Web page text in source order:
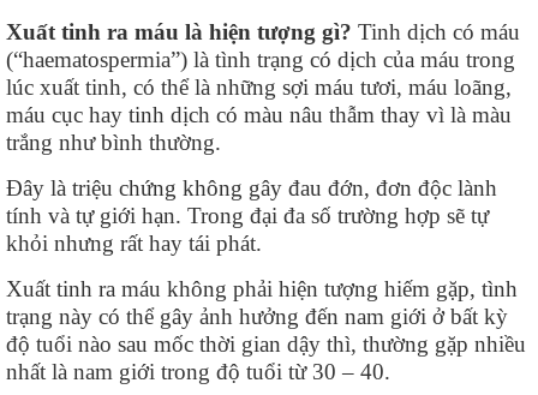
Xuất tinh ra máu là hiện tượng gì? Tinh dịch có máu
(“haematospermia”) là tình trạng có dịch của máu trong
lúc xuất tinh, có thể là những sợi máu tươi, máu loãng,
máu cục hay tinh dịch có màu nâu thẫm thay vì là màu
trắng như bình thường.
Đây là triệu chứng không gây đau đớn, đơn độc lành
tính và tự giới hạn. Trong đại đa số trường hợp sẽ tự
khỏi nhưng rất hay tái phát.
Xuất tinh ra máu không phải hiện tượng hiếm gặp, tình
trạng này có thể gây ảnh hưởng đến nam giới ở bất kỳ
độ tuổi nào sau mốc thời gian dậy thì, thường gặp nhiều
nhất là nam giới trong độ tuổi từ 30 – 40.